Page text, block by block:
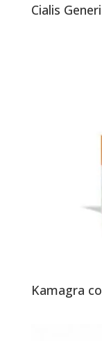
Cialis
Kamagra